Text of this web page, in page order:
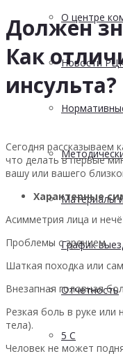
О центре
Новости
Материалы
График
Отчетность
5 С
Должен
Как
инсульта?
Сегодня рассказываем
что делать в первые
вашу или вашего
Характерные
Асимметрия лица и
Проблемы с зрением
Шаткая походка или
Внезапная головная
Резкая боль в руке
тела).
Человек не может